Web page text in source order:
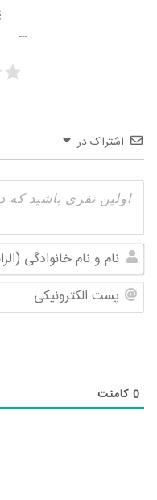
اشتراک در
0 کامنت